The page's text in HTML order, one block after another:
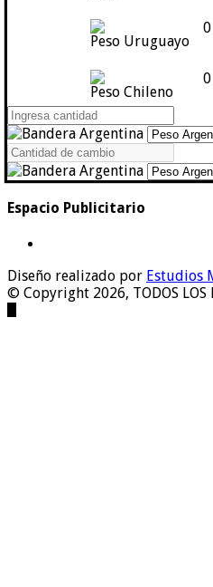
Peso Uruguayo
0
Peso Chileno
0
Espacio Publicitario
Diseño realizado por Estudios
© Copyright 2026, TODOS LOS